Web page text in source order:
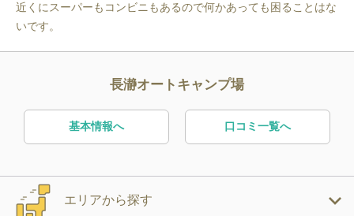
近くにスーパーもコンビニもあるので何かあっても困ることはな
いです。
長瀞オートキャンプ場
基本情報へ 口コミ一覧へ
エリアから探す